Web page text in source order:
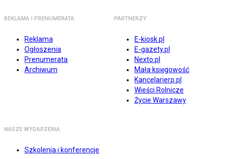
REKLAMA I PRENUMERATA
Reklama
Ogłoszenia
Prenumerata
Archiwum
PARTNERZY
E-kiosk.pl
E-gazety.pl
Nexto.pl
Mała księgowość
Kancelarierp.pl
Wieści Rolnicze
Życie Warszawy
NASZE WYDARZENIA
Szkolenia i konferencje